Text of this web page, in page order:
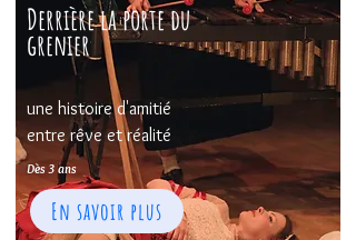
Derrière la porte du
grenier
une histoire d'amitié
entre rêve et réalité
Dès 3 ans
En savoir plus